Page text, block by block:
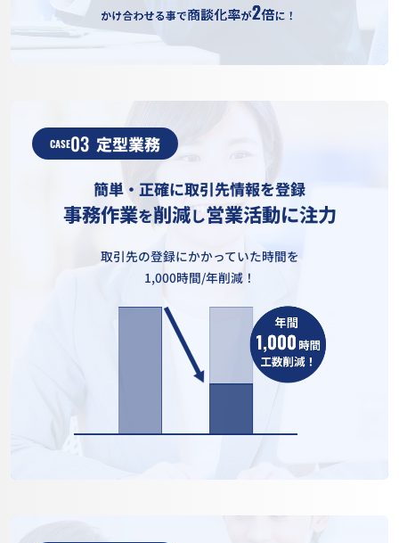
CASE03 定型業務
簡単・正確に取引先情報を登録
事務作業を削減し営業活動に注力
取引先の登録にかかっていた時間を
1,000時間/年削減！